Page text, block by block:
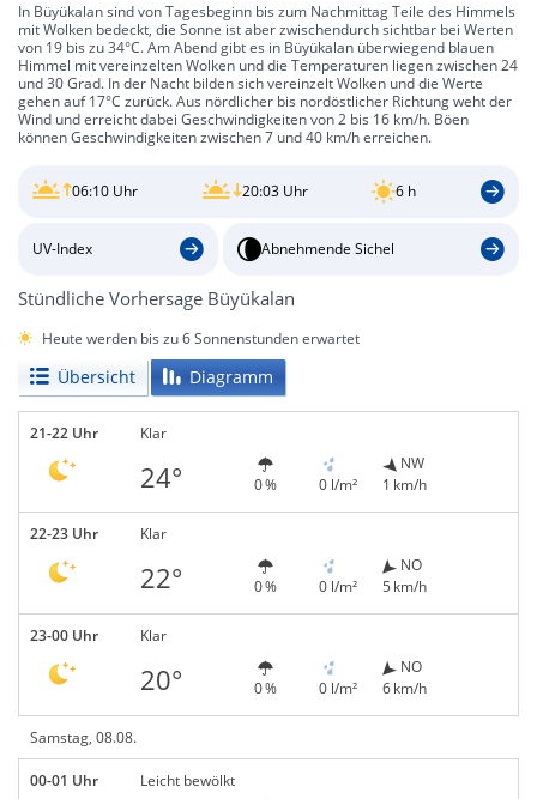
In Büyükalan sind von Tagesbeginn bis zum Nachmittag Teile des Himmels
mit Wolken bedeckt, die Sonne ist aber zwischendurch sichtbar bei Werten
von 19 bis zu 34°C. Am Abend gibt es in Büyükalan überwiegend blauen
Himmel mit vereinzelten Wolken und die Temperaturen liegen zwischen 24
und 30 Grad. In der Nacht bilden sich vereinzelt Wolken und die Werte
gehen auf 17°C zurück. Aus nördlicher bis nordöstlicher Richtung weht der
Wind und erreicht dabei Geschwindigkeiten von 2 bis 16 km/h. Böen
können Geschwindigkeiten zwischen 7 und 40 km/h erreichen.
06:10 Uhr 20:03 Uhr 6 h
UV-Index Abnehmende Sichel
Stündliche Vorhersage Büyükalan
Heute werden bis zu 6 Sonnenstunden erwartet
Übersicht Diagramm
21-22 Uhr Klar
24° 0 % 0 l/m²
NW
1 km/h
22-23 Uhr Klar
22° 0 % 0 l/m²
NO
5 km/h
23-00 Uhr Klar
20° 0 % 0 l/m²
NO
6 km/h
Samstag, 08.08.
00-01 Uhr Leicht bewölkt